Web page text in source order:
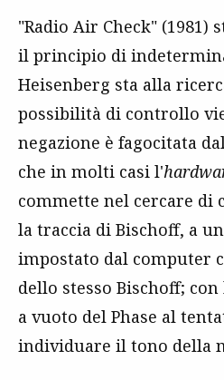
"Radio Air Check" (1981)
il principio di
Heisenberg sta alla
possibilità di controllo
negazione è fagocitata
che in molti casi l'
commette nel cercare di
la traccia di Bischoff, a
impostato dal computer
dello stesso Bischoff;
a vuoto del Phase al
individuare il tono della